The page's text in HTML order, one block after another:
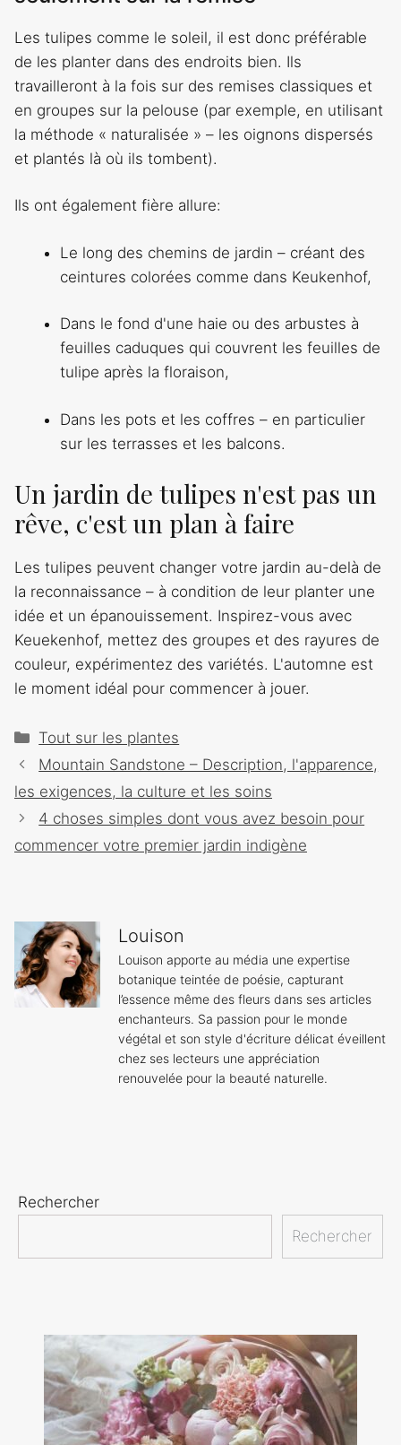
Les tulipes comme le soleil, il est donc préférable
de les planter dans des endroits bien. Ils
travailleront à la fois sur des remises classiques et
en groupes sur la pelouse (par exemple, en utilisant
la méthode « naturalisée » – les oignons dispersés
et plantés là où ils tombent).
Ils ont également fière allure:
Le long des chemins de jardin – créant des
ceintures colorées comme dans Keukenhof,
Dans le fond d'une haie ou des arbustes à
feuilles caduques qui couvrent les feuilles de
tulipe après la floraison,
Dans les pots et les coffres – en particulier
sur les terrasses et les balcons.
Un jardin de tulipes n'est pas un
rêve, c'est un plan à faire
Les tulipes peuvent changer votre jardin au-delà de
la reconnaissance – à condition de leur planter une
idée et un épanouissement. Inspirez-vous avec
Keuekenhof, mettez des groupes et des rayures de
couleur, expérimentez des variétés. L'automne est
le moment idéal pour commencer à jouer.
Catégories
Tout sur les plantes
Navigation
des
articles
Mountain Sandstone – Description, l'apparence,
les exigences, la culture et les soins
4 choses simples dont vous avez besoin pour
commencer votre premier jardin indigène
Louison
Louison apporte au média une expertise
botanique teintée de poésie, capturant
l’essence même des fleurs dans ses articles
enchanteurs. Sa passion pour le monde
végétal et son style d'écriture délicat éveillent
chez ses lecteurs une appréciation
renouvelée pour la beauté naturelle.
Rechercher
Rechercher